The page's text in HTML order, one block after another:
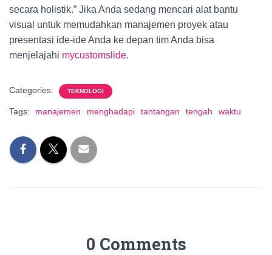
secara holistik.” Jika Anda sedang mencari alat bantu
visual untuk memudahkan manajemen proyek atau
presentasi ide-ide Anda ke depan tim Anda bisa
menjelajahi mycustomslide.
Categories: TEKNOLOGI
Tags: manajemen menghadapi tantangan tengah waktu
0 Comments